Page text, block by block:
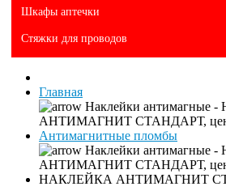
Шкафы аптечки
Стяжки для проводов
Главная
Антимагнитные пломбы
НАКЛЕЙКА АНТИМАГНИТ